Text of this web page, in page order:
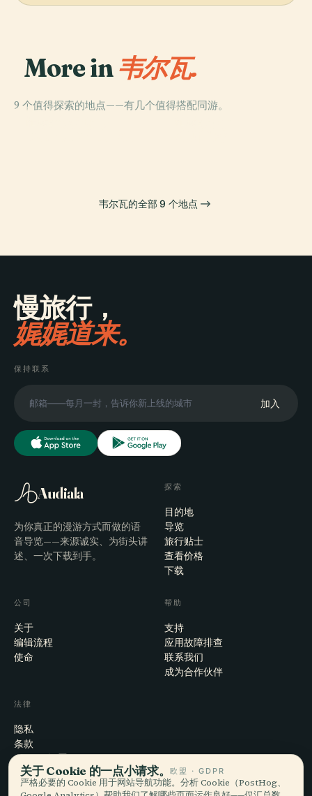
More in韦尔瓦.
9 个值得探索的地点——有几个值得搭配同游。
PLACE PLACE
韦尔瓦的全部 9 个地点
慢旅行，
娓娓道来。
保持联系
加入
Audiala
为你真正的漫游方式而做的语
音导览——来源诚实、为街头讲
述、一次下载到手。
探索
目的地
导览
旅行贴士
查看价格
下载
公司
关于
编辑流程
使命
帮助
支持
应用故障排查
联系我们
成为合作伙伴
法律
隐私
条款
Cookie 设置
注销账户
关于 Cookie 的一点小请求。欧盟 · GDPR
严格必要的 Cookie 用于网站导航功能。分析 Cookie（PostHog、